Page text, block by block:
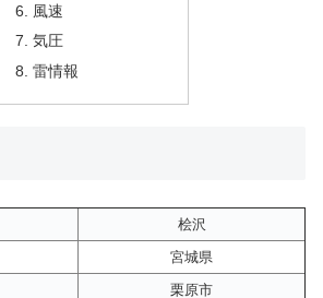
風速
気圧
雷情報
桧沢
宮城県
栗原市